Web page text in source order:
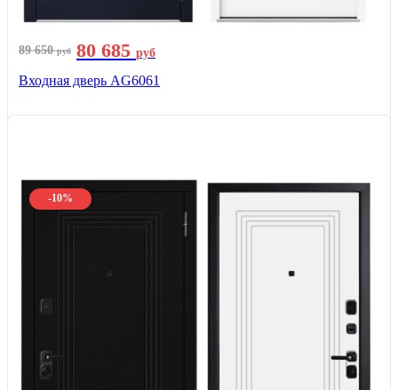
89 650руб 80 685 руб
Входная дверь AG6061
-10%